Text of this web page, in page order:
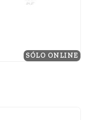
SÓLO ONLINE